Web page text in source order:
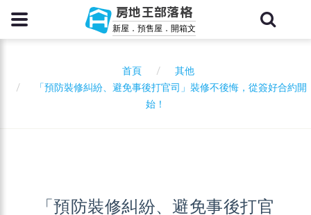
房地王部落格
新屋．預售屋．開箱文
首頁
其他
「預防裝修糾紛、避免事後打官司」裝修不後悔，從簽好合約開
始！
「預防裝修糾紛、避免事後打官